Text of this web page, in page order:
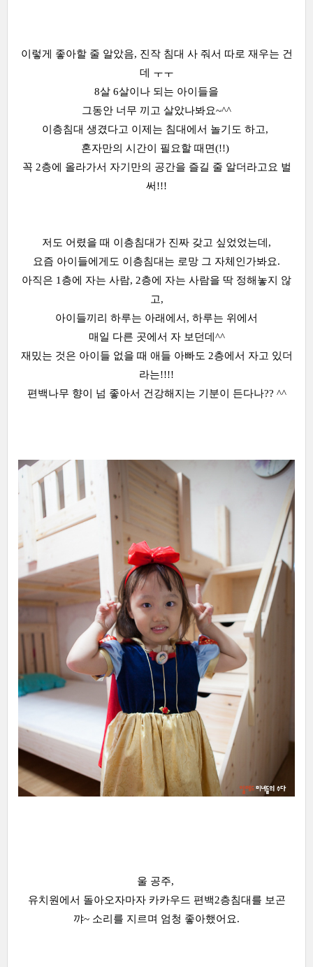
이렇게 좋아할 줄 알았음, 진작 침대 사 줘서 따로 재우는 건
데 ㅜㅜ
8살 6살이나 되는 아이들을
그동안 너무 끼고 살았나봐요~^^
이층침대 생겼다고 이제는 침대에서 놀기도 하고,
혼자만의 시간이 필요할 때면(!!)
꼭 2층에 올라가서 자기만의 공간을 즐길 줄 알더라고요 벌
써!!!
저도 어렸을 때 이층침대가 진짜 갖고 싶었었는데,
요즘 아이들에게도 이층침대는 로망 그 자체인가봐요.
아직은 1층에 자는 사람, 2층에 자는 사람을 딱 정해놓지 않
고,
아이들끼리 하루는 아래에서, 하루는 위에서
매일 다른 곳에서 자 보던데^^
재밌는 것은 아이들 없을 때 애들 아빠도 2층에서 자고 있더
라는!!!!
편백나무 향이 넘 좋아서 건강해지는 기분이 든다나?? ^^
울 공주,
유치원에서 돌아오자마자 카카우드 편백2층침대를 보곤
꺄~ 소리를 지르며 엄청 좋아했어요.